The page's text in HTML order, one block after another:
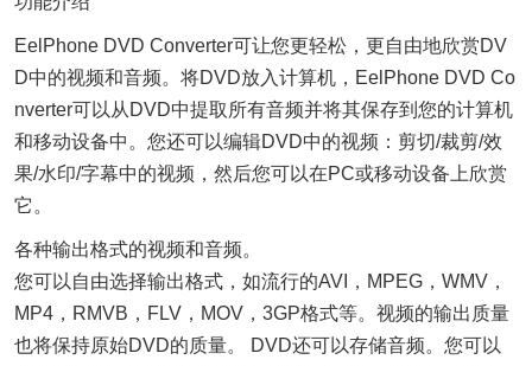
EelPhone DVD Converter可让您更轻松，更自由地欣赏DV
D中的视频和音频。将DVD放入计算机，EelPhone DVD Co
nverter可以从DVD中提取所有音频并将其保存到您的计算机
和移动设备中。您还可以编辑DVD中的视频：剪切/裁剪/效
果/水印/字幕中的视频，然后您可以在PC或移动设备上欣赏
它。
各种输出格式的视频和音频。
您可以自由选择输出格式，如流行的AVI，MPEG，WMV，
MP4，RMVB，FLV，MOV，3GP格式等。视频的输出质量
也将保持原始DVD的质量。 DVD还可以存储音频。您可以